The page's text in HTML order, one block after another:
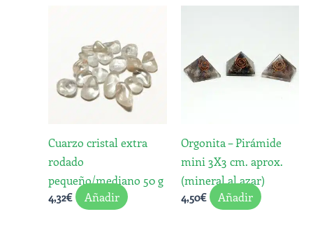
Cuarzo cristal extra
rodado
pequeño/mediano 50 g
4,32€ Añadir
Orgonita – Pirámide
mini 3X3 cm. aprox.
(mineral al azar)
4,50€ Añadir